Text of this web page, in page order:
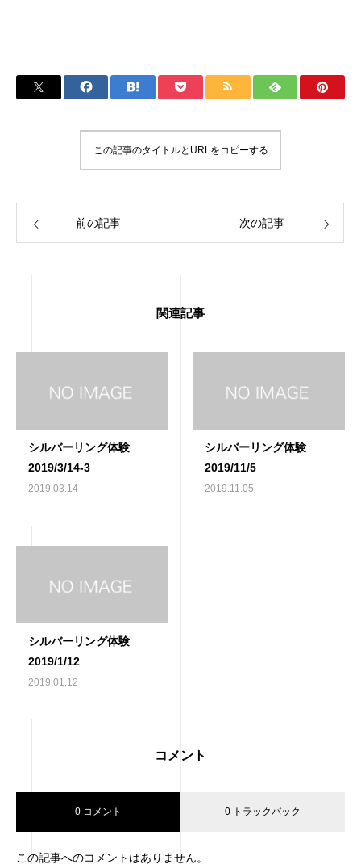
この記事のタイトルとURLをコピーする
前の記事 次の記事
関連記事
シルバーリング体験
2019/3/14-3
2019.03.14
シルバーリング体験
2019/11/5
2019.11.05
シルバーリング体験
2019/1/12
2019.01.12
コメント
0 コメント 0 トラックバック
この記事へのコメントはありません。